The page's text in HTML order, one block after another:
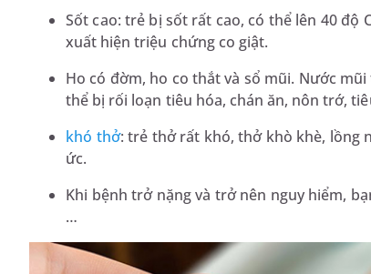
Sốt cao: trẻ bị sốt rất cao, có thể lên 40 độ
xuất hiện triệu chứng co giật.
Ho có đờm, ho co thắt và sổ mũi. Nước
thể bị rối loạn tiêu hóa, chán ăn, nôn trớ,
khó thở: trẻ thở rất khó, thở khò khè, lồng
ức.
Khi bệnh trở nặng và trở nên nguy hiểm,
…